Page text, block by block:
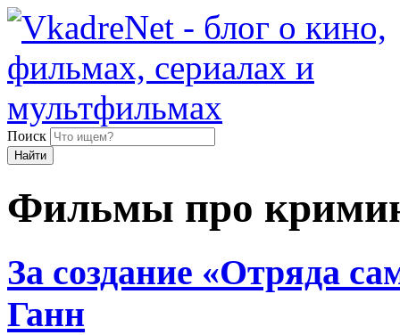
Поиск
Найти
Фильмы про
За создание «Отряда
Ганн